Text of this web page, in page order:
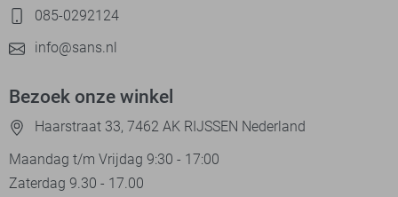
085-0292124
info@sans.nl
Bezoek onze winkel
Haarstraat 33, 7462 AK RIJSSEN Nederland
Maandag t/m Vrijdag 9:30 - 17:00
Zaterdag 9.30 - 17.00